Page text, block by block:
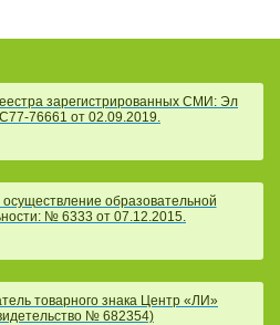
зарегистрированных СМИ: Эл
76661 от 02.09.2019.
образовательной
№ 6333 от 07.12.2015.
товарного знака Центр «ЛИ»
№ 682354)